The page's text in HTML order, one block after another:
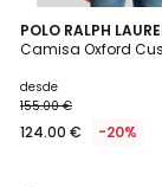
POLO RALPH
Camisa Oxford
desde
155.00 €
124.00 € -20%
4,4
/ 5
2
Colores